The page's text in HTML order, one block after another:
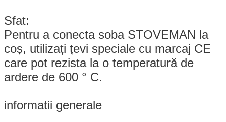
Sfat:
Pentru a conecta soba STOVEMAN la
coș, utilizați țevi speciale cu marcaj CE
care pot rezista la o temperatură de
ardere de 600 ° C.
informatii generale